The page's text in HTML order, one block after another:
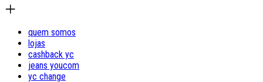
quem somos
lojas
cashback yc
jeans youcom
yc change